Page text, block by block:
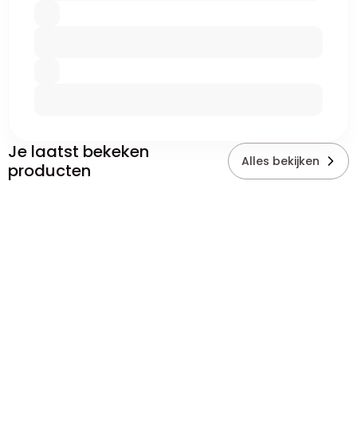
Je laatst bekeken
producten
Alles bekijken